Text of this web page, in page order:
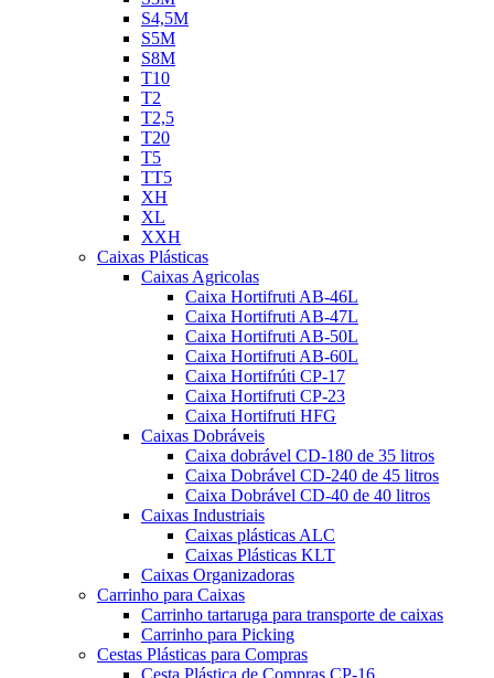
S4,5M
S5M
S8M
T10
T2
T2,5
T20
T5
TT5
XH
XL
XXH
Caixas Plásticas
Caixas Agricolas
Caixa Hortifruti AB-46L
Caixa Hortifruti AB-47L
Caixa Hortifruti AB-50L
Caixa Hortifruti AB-60L
Caixa Hortifrúti CP-17
Caixa Hortifruti CP-23
Caixa Hortifruti HFG
Caixas Dobráveis
Caixa dobrável CD-180 de 35 litros
Caixa Dobrável CD-240 de 45 litros
Caixa Dobrável CD-40 de 40 litros
Caixas Industriais
Caixas plásticas ALC
Caixas Plásticas KLT
Caixas Organizadoras
Carrinho para Caixas
Carrinho tartaruga para transporte de caixas
Carrinho para Picking
Cestas Plásticas para Compras
Cesta Plástica de Compras CP-16